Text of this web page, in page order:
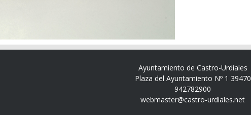
Ayuntamiento de Castro-Urdiales
Plaza del Ayuntamiento Nº 1 39470
942782900
webmaster@castro-urdiales.net